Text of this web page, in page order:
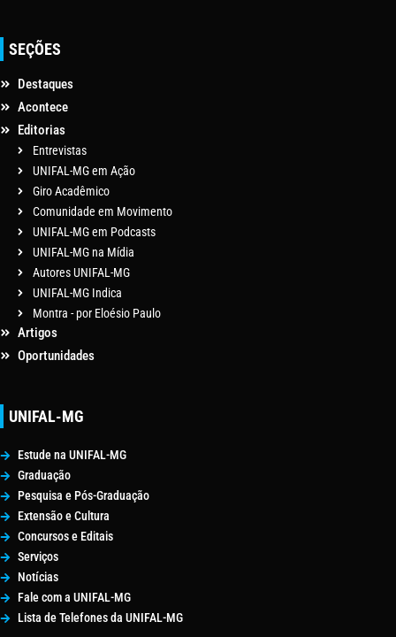
SEÇÕES
Destaques
Acontece
Editorias
Entrevistas
UNIFAL-MG em Ação
Giro Acadêmico
Comunidade em Movimento
UNIFAL-MG em Podcasts
UNIFAL-MG na Mídia
Autores UNIFAL-MG
UNIFAL-MG Indica
Montra - por Eloésio Paulo
Artigos
Oportunidades
UNIFAL-MG
Estude na UNIFAL-MG
Graduação
Pesquisa e Pós-Graduação
Extensão e Cultura
Concursos e Editais
Serviços
Notícias
Fale com a UNIFAL-MG
Lista de Telefones da UNIFAL-MG